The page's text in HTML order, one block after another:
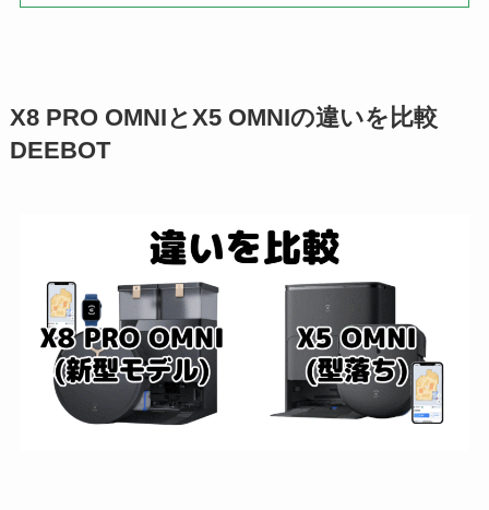
X8 PRO OMNIとX5 OMNIの違いを比較
DEEBOT